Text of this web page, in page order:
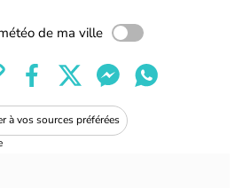
de ma ville
à vos sources préférées